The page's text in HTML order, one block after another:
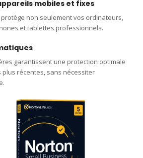
mobiles et fixes
non seulement vos ordinateurs,
et tablettes professionnels.
garantissent une protection optimale
plus récentes, sans nécessiter